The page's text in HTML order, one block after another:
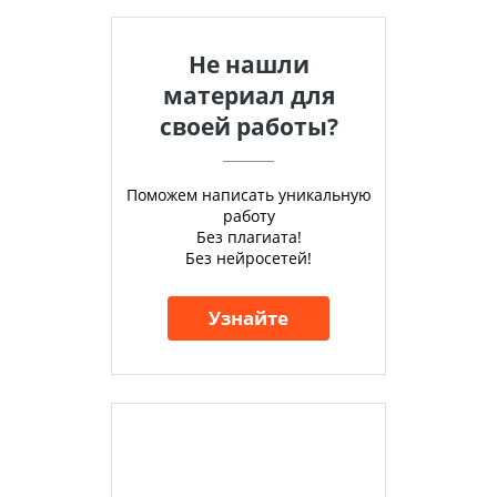
Не нашли
материал для
своей работы?
Поможем написать уникальную
работу
Без плагиата!
Без нейросетей!
Узнайте